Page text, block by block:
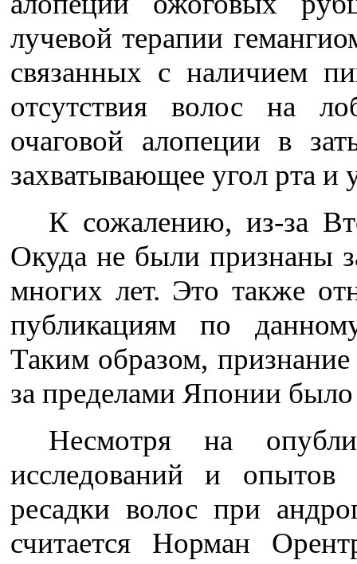
лучевой терапии
связанных с наличием
отсутствия волос на
очаговой алопеции в
захватывающее угол рта и
К сожалению, из-за
Окуда не были признаны
многих лет. Это также
публикациям по
Таким образом,
за пределами Японии
Несмотря на
исследований и
ресадки волос при
считается Норман